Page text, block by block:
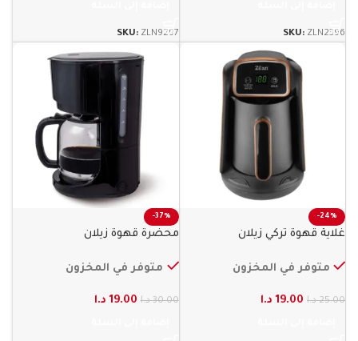
SKU: ZLN2396
SKU: ZLN9297
-24%
غلاية قهوة تركي زيلان
متوفر في المخزون
25.00 د.ا 19.00 د.ا
-37%
محضرة قهوة زيلان
متوفر في المخزون
30.00 د.ا 19.00 د.ا